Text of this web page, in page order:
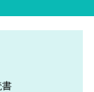
書